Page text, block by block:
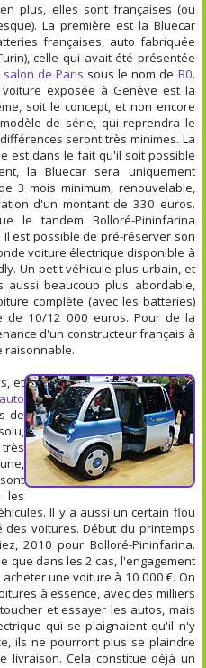
plus, elles sont françaises (ou
La première est la Bluecar
françaises, auto fabriquée
celle qui avait été présentée
salon de Paris sous le nom de B0.
voiture exposée à Genève est la
soit le concept, et non encore
de série, qui reprendra le
seront très minimes. La
est dans le fait qu'il soit possible
la Bluecar sera uniquement
3 mois minimum, renouvelable,
d'un montant de 330 euros.
le tandem Bolloré-Pininfarina
est possible de pré-réserver son
voiture électrique disponible à
Un petit véhicule plus urbain, et
aussi beaucoup plus abordable,
complète (avec les batteries)
de 10/12 000 euros. Pour de la
d'un constructeur français à
raisonnable.
et
de
les
Il y a aussi un certain flou
voitures. Début du printemps
2010 pour Bolloré-Pininfarina.
que dans les 2 cas, l'engagement
une voiture à 10 000 €. On
à essence, avec des milliers
et essayer les autos, mais
qui se plaignaient qu'il n'y
ils ne pourront plus se plaindre
livraison. Cela constitue déjà un